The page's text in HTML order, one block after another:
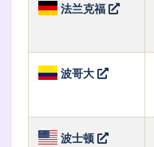
法兰克福
波哥大
波士顿